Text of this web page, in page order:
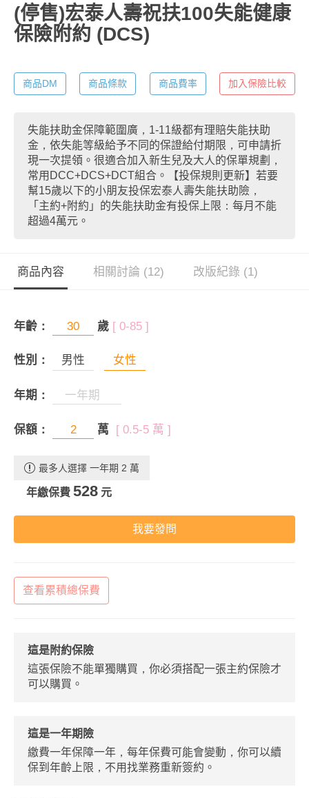
(停售)宏泰人壽祝扶100失能健康
保險附約 (DCS)
商品DM 商品條款 商品費率 加入保險比較
失能扶助金保障範圍廣，1-11級都有理賠失能扶助
金，依失能等級給予不同的保證給付期限，可申請折
現一次提領。很適合加入新生兒及大人的保單規劃，
常用DCC+DCS+DCT組合。【投保規則更新】若要
幫15歲以下的小朋友投保宏泰人壽失能扶助險，
「主約+附約」的失能扶助金有投保上限：每月不能
超過4萬元。
商品內容 相關討論 (12) 改版紀錄 (1)
年齡： 歲 [ 0-85 ]
性別： 男性 女性
年期：
保額： 萬 [ 0.5-5 萬 ]
最多人選擇 一年期 2 萬
年繳保費 528 元
我要發問
查看累積總保費
這是附約保險
這張保險不能單獨購買，你必須搭配一張主約保險才
可以購買。
這是一年期險
繳費一年保障一年，每年保費可能會變動，你可以續
保到年齡上限，不用找業務重新簽約。